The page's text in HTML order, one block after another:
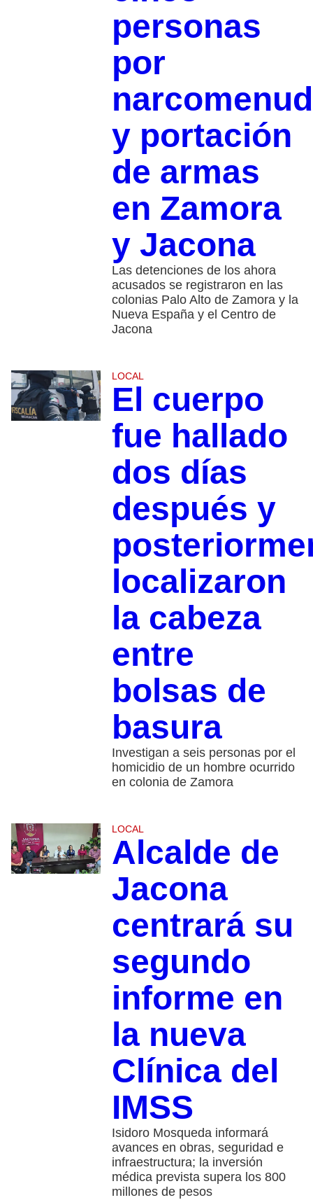
personas
por
y portación
de armas
en Zamora
y Jacona
Las detenciones de los ahora
acusados se registraron en las
colonias Palo Alto de Zamora y la
Nueva España y el Centro de
Jacona
LOCAL
El cuerpo
fue hallado
dos días
después y
localizaron
la cabeza
entre
bolsas de
basura
Investigan a seis personas por el
homicidio de un hombre ocurrido
en colonia de Zamora
LOCAL
Alcalde de
Jacona
centrará su
segundo
informe en
la nueva
Clínica del
IMSS
Isidoro Mosqueda informará
avances en obras, seguridad e
infraestructura; la inversión
médica prevista supera los 800
millones de pesos